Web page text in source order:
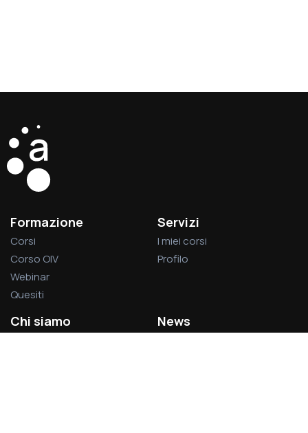
Formazione
Corsi
Corso OIV
Webinar
Quesiti
Servizi
I miei corsi
Profilo
Chi siamo News